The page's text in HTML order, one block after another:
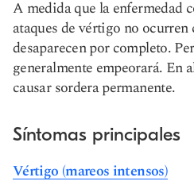
A medida que la enfermedad
ataques de vértigo no
desaparecen por completo.
generalmente empeorará. En
causar sordera permanente.
Síntomas principales
Vértigo (mareos intensos)